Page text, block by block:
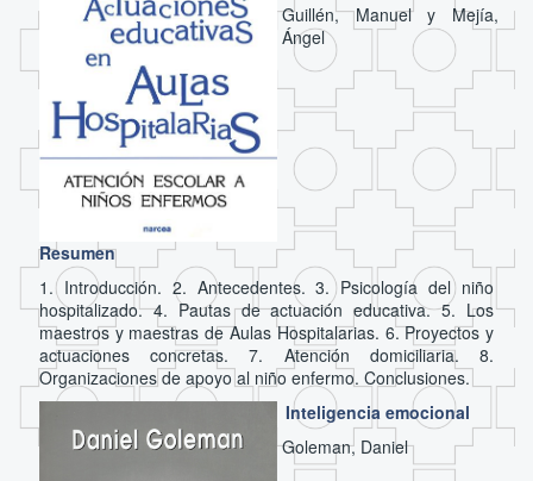
Guillén, Manuel y Mejía,
Ángel
Resumen
1. Introducción. 2. Antecedentes. 3. Psicología del niño
hospitalizado. 4. Pautas de actuación educativa. 5. Los
maestros y maestras de Aulas Hospitalarias. 6. Proyectos y
actuaciones concretas. 7. Atención domiciliaria. 8.
Organizaciones de apoyo al niño enfermo. Conclusiones.
Inteligencia emocional
Goleman, Daniel